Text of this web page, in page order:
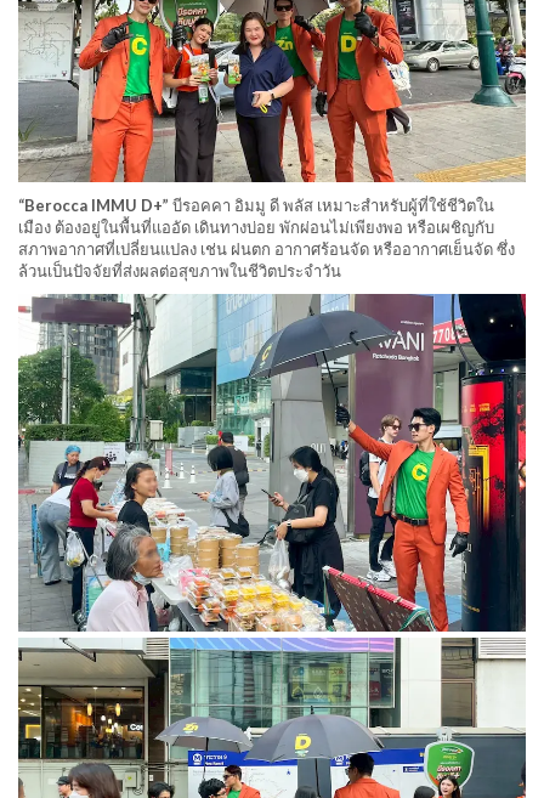
“Berocca IMMU D+” บีรอคคา อิมมู ดี พลัส เหมาะสำหรับผู้ที่ใช้ชีวิตใน
เมือง ต้องอยู่ในพื้นที่แออัด เดินทางบ่อย พักผ่อนไม่เพียงพอ หรือเผชิญกับ
สภาพอากาศที่เปลี่ยนแปลง เช่น ฝนตก อากาศร้อนจัด หรืออากาศเย็นจัด ซึ่ง
ล้วนเป็นปัจจัยที่ส่งผลต่อสุขภาพในชีวิตประจำวัน